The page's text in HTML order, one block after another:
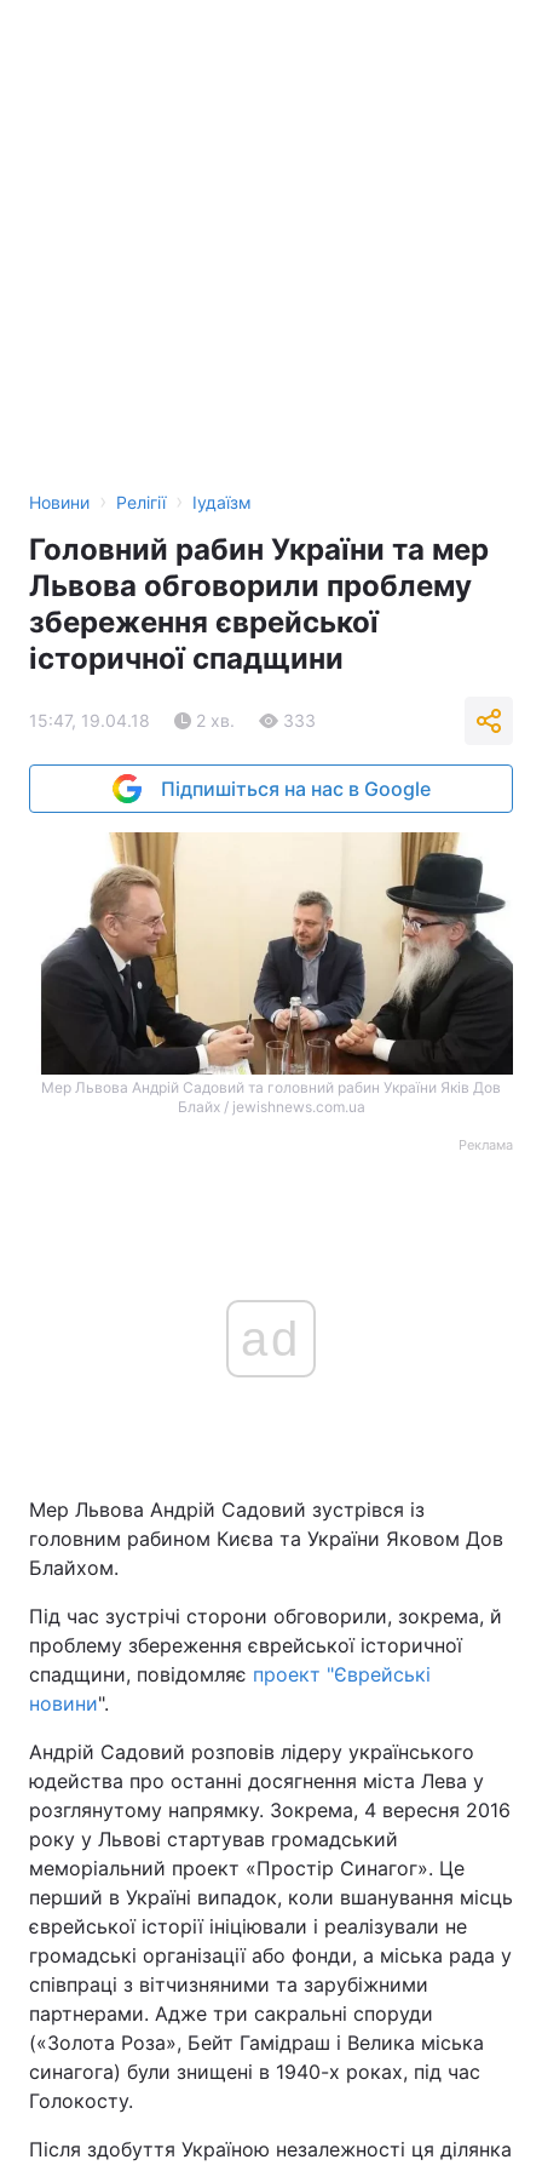
Новини › Релігії › Іудаїзм
Головний рабин України та мер
Львова обговорили проблему
збереження єврейської
історичної спадщини
15:47, 19.04.18 2 хв. 333
Підпишіться на нас в Google
Мер Львова Андрій Садовий та головний рабин України Яків Дов
Блайх / jewishnews.com.ua
Реклама
ad
Мер Львова Андрій Садовий зустрівся із
головним рабином Києва та України Яковом Дов
Блайхом.
Під час зустрічі сторони обговорили, зокрема, й
проблему збереження єврейської історичної
спадщини, повідомляє проект "Єврейські
новини".
Андрій Садовий розповів лідеру українського
юдейства про останні досягнення міста Лева у
розглянутому напрямку. Зокрема, 4 вересня 2016
року у Львові стартував громадський
меморіальний проект «Простір Синагог». Це
перший в Україні випадок, коли вшанування місць
єврейської історії ініціювали і реалізували не
громадські організації або фонди, а міська рада у
співпраці з вітчизняними та зарубіжними
партнерами. Адже три сакральні споруди
(«Золота Роза», Бейт Гамідраш і Велика міська
синагога) були знищені в 1940-х роках, під час
Голокосту.
Після здобуття Україною незалежності ця ділянка